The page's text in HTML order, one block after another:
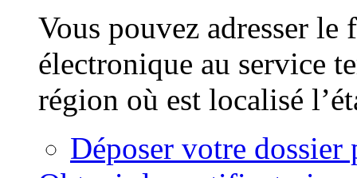
Vous pouvez adresser
électronique au service
région où est localisé
Déposer votre